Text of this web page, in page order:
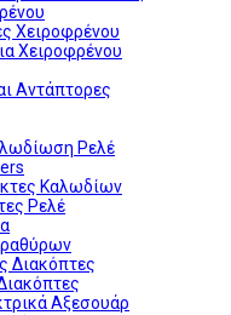
Χειροφρένου
Χειροφρένου
Αντάπτορες
Ρελέ
Καλωδίων
Ρελέ
Διακόπτες
Αξεσουάρ